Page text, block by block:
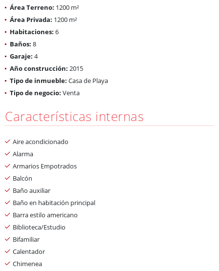
Área Terreno: 1200 m²
Área Privada: 1200 m²
Habitaciones: 6
Baños: 8
Garaje: 4
Año construcción: 2015
Tipo de inmueble: Casa de Playa
Tipo de negocio: Venta
Características internas
Aire acondicionado
Alarma
Armarios Empotrados
Balcón
Baño auxiliar
Baño en habitación principal
Barra estilo americano
Biblioteca/Estudio
Bifamiliar
Calentador
Chimenea